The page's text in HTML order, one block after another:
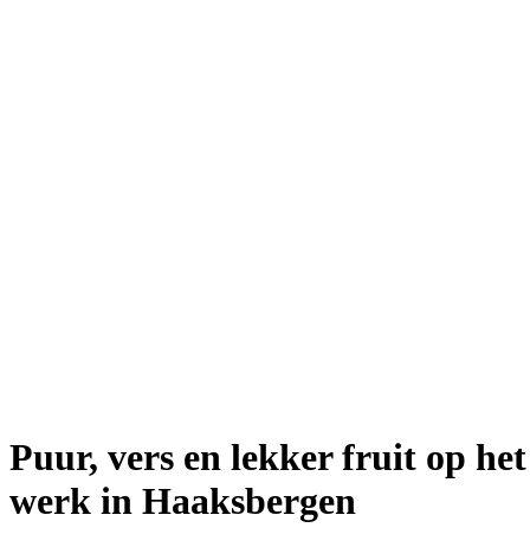
Puur, vers en lekker fruit op het
werk in Haaksbergen